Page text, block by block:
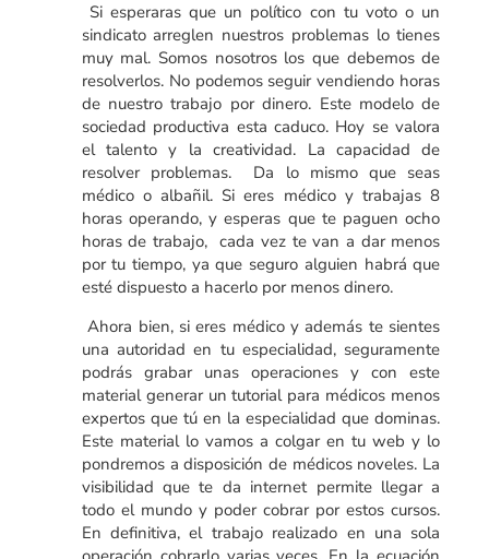
Si esperaras que un político con tu voto o un
sindicato arreglen nuestros problemas lo tienes
muy mal. Somos nosotros los que debemos de
resolverlos. No podemos seguir vendiendo horas
de nuestro trabajo por dinero. Este modelo de
sociedad productiva esta caduco. Hoy se valora
el talento y la creatividad. La capacidad de
resolver problemas. Da lo mismo que seas
médico o albañil. Si eres médico y trabajas 8
horas operando, y esperas que te paguen ocho
horas de trabajo, cada vez te van a dar menos
por tu tiempo, ya que seguro alguien habrá que
esté dispuesto a hacerlo por menos dinero.
Ahora bien, si eres médico y además te sientes
una autoridad en tu especialidad, seguramente
podrás grabar unas operaciones y con este
material generar un tutorial para médicos menos
expertos que tú en la especialidad que dominas.
Este material lo vamos a colgar en tu web y lo
pondremos a disposición de médicos noveles. La
visibilidad que te da internet permite llegar a
todo el mundo y poder cobrar por estos cursos.
En definitiva, el trabajo realizado en una sola